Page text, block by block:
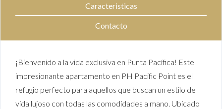
Caracteristicas
Contacto
¡Bienvenido a la vida exclusiva en Punta Pacífica! Este
impresionante apartamento en PH Pacific Point es el
refugio perfecto para aquellos que buscan un estilo de
vida lujoso con todas las comodidades a mano. Ubicado